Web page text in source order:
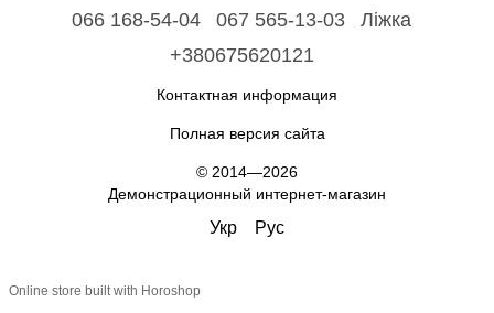
066 168-54-04 067 565-13-03
Ліжка
+380675620121
Контактная информация
Полная версия сайта
© 2014—2026
Демонстрационный интернет-магазин
Укр Рус
Online store built with Horoshop